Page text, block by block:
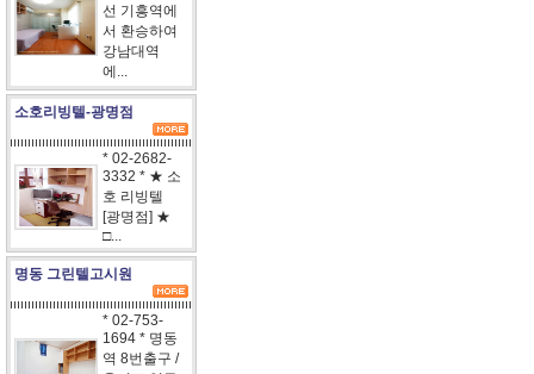
선 기흥역에
서 환승하여
강남대역
에...
소호리빙텔-광명점
* 02-2682-
3332 * ★ 소
호 리빙텔
[광명점] ★
□...
명동 그린텔고시원
* 02-753-
1694 * 명동
역 8번출구 /